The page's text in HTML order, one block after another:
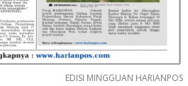
EDISI MINGGUAN HARIANPOS